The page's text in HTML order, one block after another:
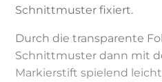
Schnittmuster fixiert.
Durch die transparente
Schnittmuster dann mit
Markierstift spielend